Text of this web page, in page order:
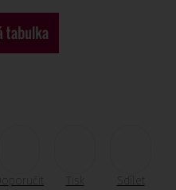
Doporučit Tisk Sdílet